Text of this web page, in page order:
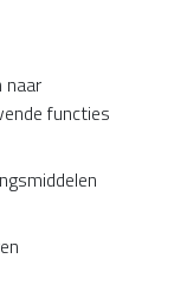
naar
functies